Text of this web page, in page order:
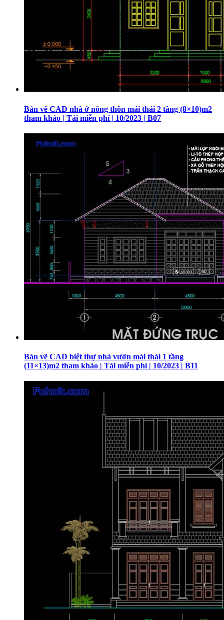
Bản vẽ CAD nhà ở nông thôn mái thái 2 tầng (8×10)m2
tham khảo | Tải miễn phí | 10/2023 | B07
Bản vẽ CAD biệt thự nhà vườn mái thái 1 tầng
(11×13)m2 tham khảo | Tải miễn phí | 10/2023 | B11